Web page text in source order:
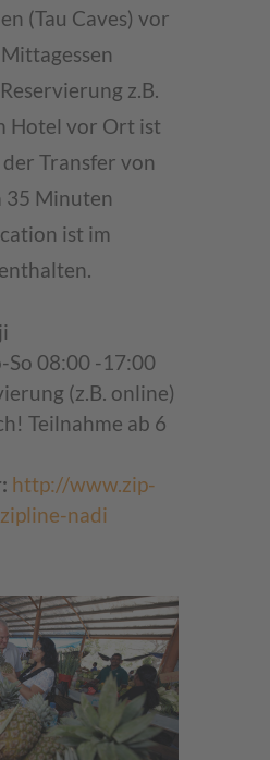
(Tau Caves) vor
z.B.
Hotel vor Ort ist
Transfer von
35 Minuten
ist im
So 08:00 -17:00
(z.B. online)
Teilnahme ab 6
http://www.zip-
nadi